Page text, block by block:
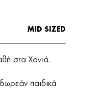
MID SIZED
στα Χανιά.
παιδικά